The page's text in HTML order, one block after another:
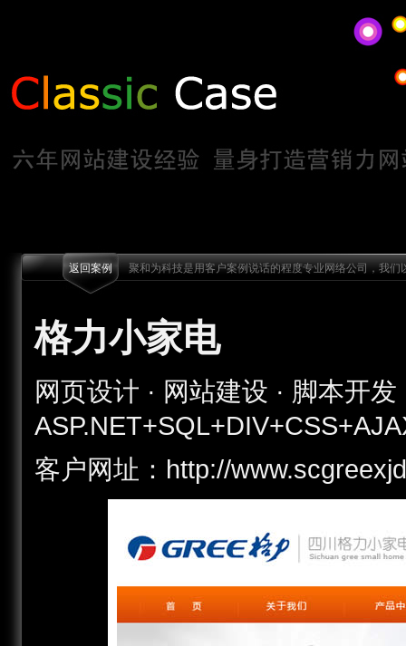
返回案例聚和为科技是用客户案例说话的程度专业网络公司，我们
格力小家电
网页设计 · 网站建设 · 脚本开发
客户网址：http://